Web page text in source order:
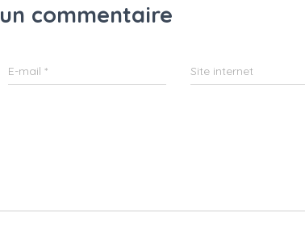
commentaire
E-mail* Site internet